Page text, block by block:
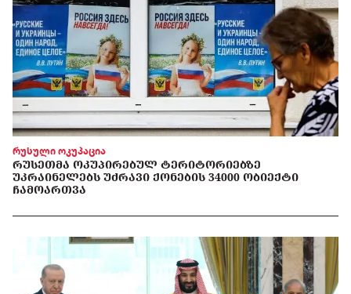
რუსული ოკუპაცია
ᲠᲣᲡᲔᲗᲛᲐ ᲝᲙᲣᲞᲘᲠᲔᲑᲣᲚ ᲢᲔᲠᲘᲢᲝᲠᲘᲔᲑᲖᲔ
ᲣᲙᲠᲐᲘᲜᲔᲚᲔᲑᲡ ᲣᲫᲠᲐᲕᲘ ᲥᲝᲜᲔᲑᲘᲡ 34000 ᲝᲑᲘᲔᲥᲢᲘ
ᲩᲐᲛᲝᲐᲠᲗᲕᲐ